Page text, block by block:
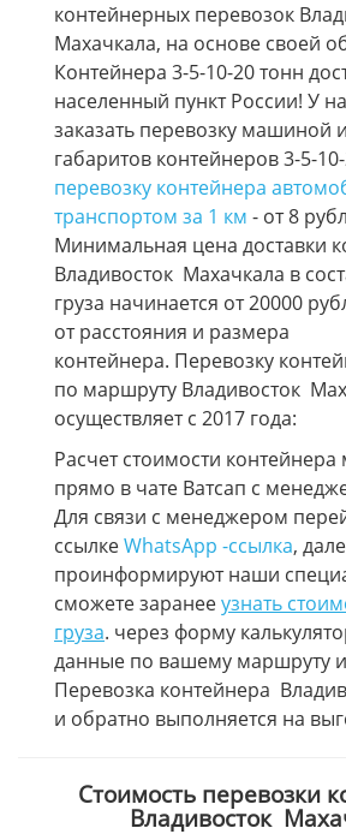
контейнерных перевозок
Махачкала, на основе своей
Контейнера 3-5-10-20 тонн
населенный пункт России! У
заказать перевозку машиной
габаритов контейнеров 3-5-
перевозку контейнера
транспортом за 1 км - от 8
Минимальная цена доставки
Владивосток Махачкала в
груза начинается от 20000
от расстояния и размера
контейнера. Перевозку
по маршруту Владивосток
осуществляет с 2017 года:
Расчет стоимости
прямо в чате Ватсап с
Для связи с менеджером
ссылкеWhatsApp -ссылка,
проинформируют наши
сможете заранееузнать
груза. через форму
данные по вашему маршруту и
Перевозка контейнера
и обратно выполняется на
Стоимость перевозки
Владивосток